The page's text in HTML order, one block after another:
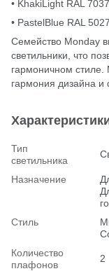
• KhakiLight RAL 7037
• PastelBlue RAL 5027
Семейство Monday
светильники, что
гармоничном стиле.
гармония дизайна и
Тип
светильника
Назначение
Стиль
Количество
плафонов
2